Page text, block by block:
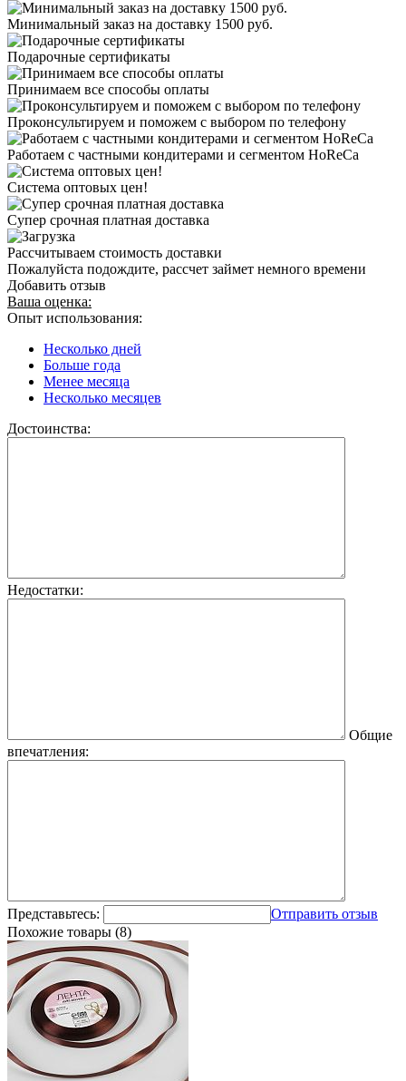
Минимальный заказ на доставку 1500 руб.
Подарочные сертификаты
Принимаем все способы оплаты
Проконсультируем и поможем с выбором по телефону
Работаем с частными кондитерами и сегментом HoReCa
Система оптовых цен!
Супер срочная платная доставка
Рассчитываем стоимость доставки
Пожалуйста подождите, рассчет займет немного времени
Добавить отзыв
Ваша оценка:
Опыт использования:
Несколько дней
Больше года
Менее месяца
Несколько месяцев
Достоинства:
Недостатки:
Общие
впечатления:
Представьтесь:
Отправить отзыв
Похожие товары (8)